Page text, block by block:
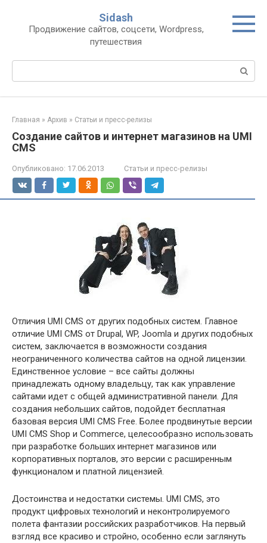
контенту
Sidash
Продвижение сайтов, соцсети, Wordpress,
путешествия
Главная » Архив » Статьи и пресс-релизы
Создание сайтов и интернет магазинов на UMI
CMS
Опубликовано: 17.06.2013 Статьи и пресс-релизы
Отличия UMI CMS от других подобных систем. Главное
отличие UMI CMS от Drupal, WP, Joomla и других подобных
систем, заключается в возможности создания
неограниченного количества сайтов на одной лицензии.
Единственное условие – все сайты должны
принадлежать одному владельцу, так как управление
сайтами идет с общей административной панели. Для
создания небольших сайтов, подойдет бесплатная
базовая версия UMI CMS Free. Более продвинутые версии
UMI CMS Shop и Commerce, целесообразно использовать
при разработке больших интернет магазинов или
корпоративных порталов, это версии с расширенным
функционалом и платной лицензией.
Достоинства и недостатки системы. UMI CMS, это
продукт цифровых технологий и неконтролируемого
полета фантазии российских разработчиков. На первый
взгляд все красиво и стройно, особенно если заглянуть